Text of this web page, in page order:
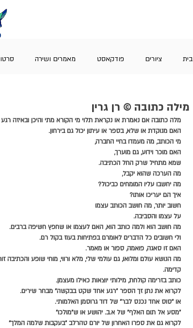
בית ציורים פודקאסט מאמרים ושירה
מילה כתובה © רן גרין
מלה כתובה אם נאמרת או נקראת תלוי מי הקורא מתי והיכן ובאיזה
האם מנוקדת או שלא, בספר או עיתון יכול גם בירחון.
מי הכותב, מה מעמדו בחיי החברה,
האם מוכר וידוע, גם מוערך,
שמא מתחיל שרק החל הכתיבה.
מה הערכה שהוא יקבל,
מה יחשבו עליו המומחים כביכול?
איך הם יעריכו אותו?
חשוב יותר, מה חושב הכותב עצמו
על עצמו והסביבה.
מה חושב הוא ולמה כותב הוא, האם לעצמו או שחפץ חשיפה ברבים.
ולי חשובים כל הדברים לאומרם בפתיחות בעוז בקול רם.
האם זו סאגה, פואמה, ספור או מאמר.
מה הנושא עולם ומלואו, גם עולמי שלי, מלא ורווי, מוחי שופע והכתיבה
קדימה.
כותב בזרימה קולחת, מילותי יוצאות כאילו מעצמן.
לקרוא את נתן זך הספר "רגע אחד שקט בבקשה" מבחר שירים.
או "סוס אחד נכנס לבר" של דוד גרוסמן האלמותי.
"מסע אל תום האלף" של א.ב. יהושע או ש"מולכו"
לקרוא גם את ספרו האחרון של יורם טהרלב "בעקבות שלמה המלך"